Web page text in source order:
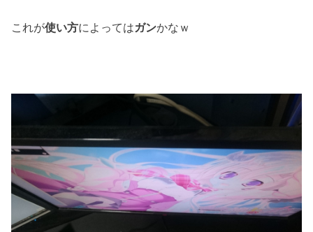
これが使い方によってはガンかなｗ